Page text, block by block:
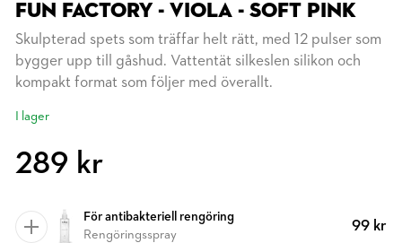
FUN FACTORY - VIOLA - SOFT PINK
Skulpterad spets som träffar helt rätt, med 12 pulser som
bygger upp till gåshud. Vattentät silkeslen silikon och
kompakt format som följer med överallt.
I lager
289 kr
För antibakteriell rengöring
Rengöringsspray
99 kr